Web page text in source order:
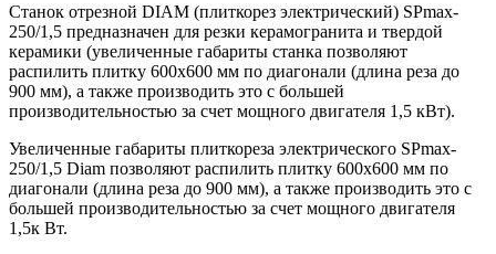
Станок отрезной DIAM (плиткорез электрический) SPmax-
250/1,5 предназначен для резки керамогранита и твердой
керамики (увеличенные габариты станка позволяют
распилить плитку 600х600 мм по диагонали (длина реза до
900 мм), а также производить это с большей
производительностью за счет мощного двигателя 1,5 кВт).
Увеличенные габариты плиткореза электрического SPmax-
250/1,5 Diam позволяют распилить плитку 600х600 мм по
диагонали (длина реза до 900 мм), а также производить это с
большей производительностью за счет мощного двигателя
1,5к Вт.